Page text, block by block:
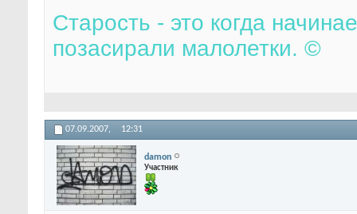
Старость - это когда
позасирали малолетки. ©
07.09.2007, 12:31
damon
Участник